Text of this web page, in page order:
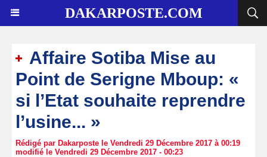
DAKARPOSTE.COM
Affaire Sotiba Mise au
Point de Serigne Mboup: «
si l’Etat souhaite reprendre
l’usine... »
Rédigé par Dakarposte le Vendredi 29 Décembre 2017 à 00:19
modifié le Vendredi 29 Décembre 2017 - 00:23